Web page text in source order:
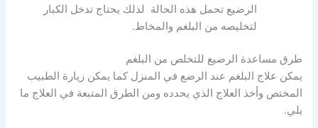
الرضيع تحمل هذه الحالة لذلك يحتاج تدخل الكبار
لتخليصه من البلغم والمخاط.
طرق مساعدة الرضيع للتخلص من البلغم
يمكن علاج البلغم عند الرضع في المنزل كما يمكن زيارة الطبيب
المختص وأخذ العلاج الذي يحدده ومن الطرق المتبعة في العلاج ما
يلي.